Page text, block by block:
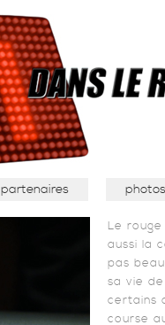
partenaires photos
Le rouge
aussi la
pas
sa vie
certains
course